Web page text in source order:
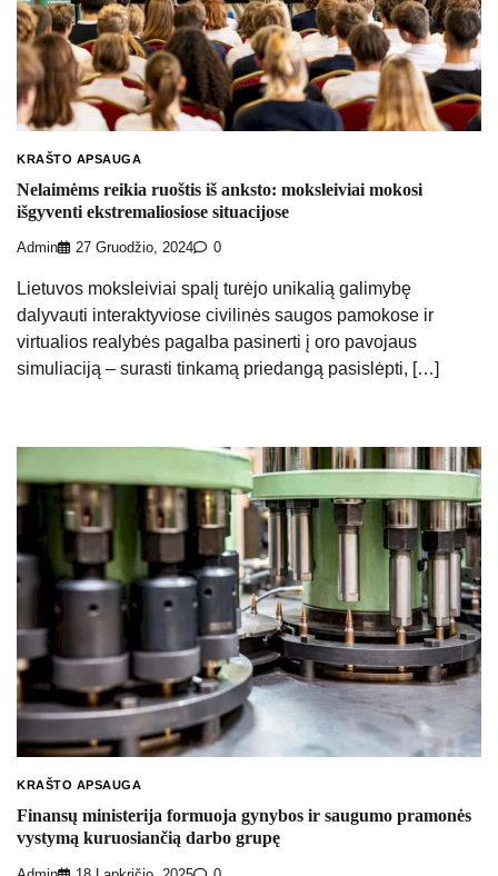
KRAŠTO APSAUGA
Nelaimėms reikia ruoštis iš anksto: moksleiviai mokosi
išgyventi ekstremaliosiose situacijose
Admin 27 Gruodžio, 2024 0
Lietuvos moksleiviai spalį turėjo unikalią galimybę
dalyvauti interaktyviose civilinės saugos pamokose ir
virtualios realybės pagalba pasinerti į oro pavojaus
simuliaciją – surasti tinkamą priedangą pasislėpti, […]
KRAŠTO APSAUGA
Finansų ministerija formuoja gynybos ir saugumo pramonės
vystymą kuruosiančią darbo grupę